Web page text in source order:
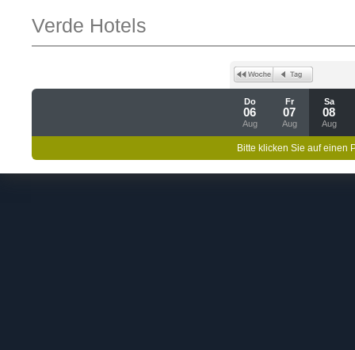
Verde Hotels
Do
06
Aug
Fr
07
Aug
Sa
08
Aug
Bitte klicken Sie auf einen